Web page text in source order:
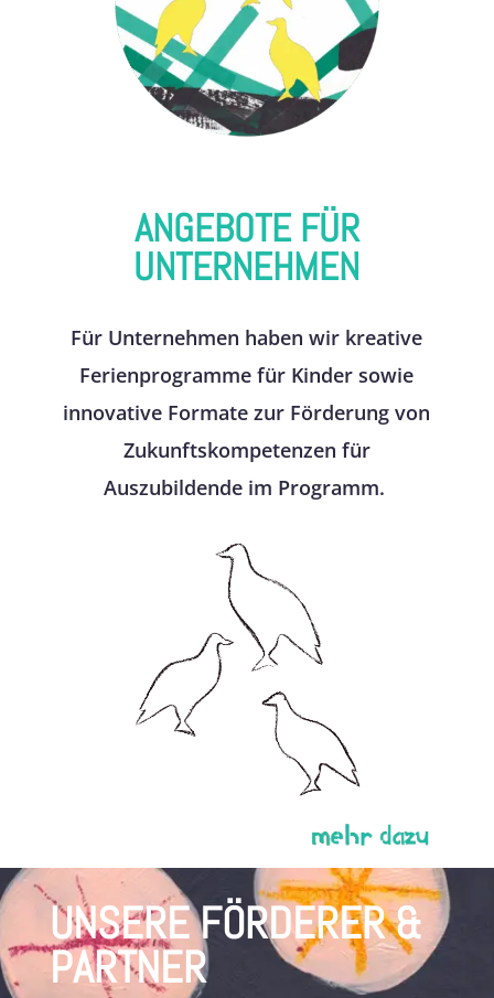
ANGEBOTE FÜR
UNTERNEHMEN
Für Unternehmen haben wir kreative
Ferienprogramme für Kinder sowie
innovative Formate zur Förderung von
Zukunftskompetenzen für
Auszubildende im Programm.
UNSERE FÖRDERER &
PARTNER